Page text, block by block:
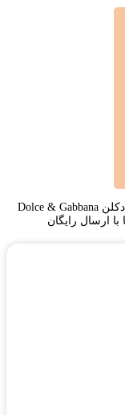
عطر دولچه گابانا د وان گلد زنانه – قیمت و خرید ادکلن Dolce & Gabbana